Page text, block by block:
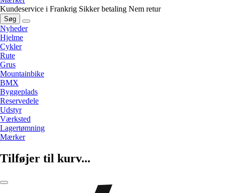
Kundeservice i Frankrig Sikker betaling Nem retur
Søg
Nyheder
Hjelme
Cykler
Rute
Grus
Mountainbike
BMX
Byggeplads
Reservedele
Udstyr
Værksted
Lagertømning
Mærker
Tilføjer til kurv...